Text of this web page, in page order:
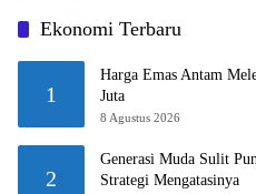
Ekonomi Terbaru
1
Harga Emas Antam
Juta
8 Agustus 2026
2
Generasi Muda Sulit
Strategi Mengatasinya